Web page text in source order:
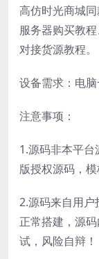
高仿时光商城
服务器购买教
对接货源教程。
设备需求：电
注意事项：
1.源码非本平
版授权源码，
2.源码来自用
正常搭建，源
试，风险自辩！